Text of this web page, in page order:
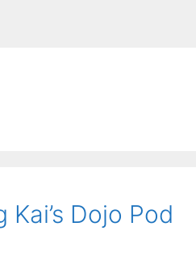
Kai’s Dojo Pod